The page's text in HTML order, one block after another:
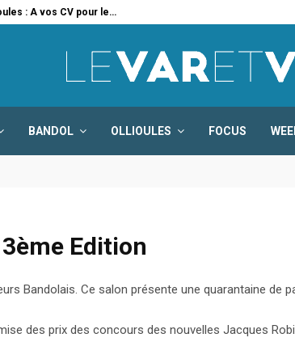
: A vos CV pour le…
BANDOL OLLIOULES FOCUS
Edition
Bandolais. Ce salon présente une quarantaine de
des prix des concours des nouvelles Jacques